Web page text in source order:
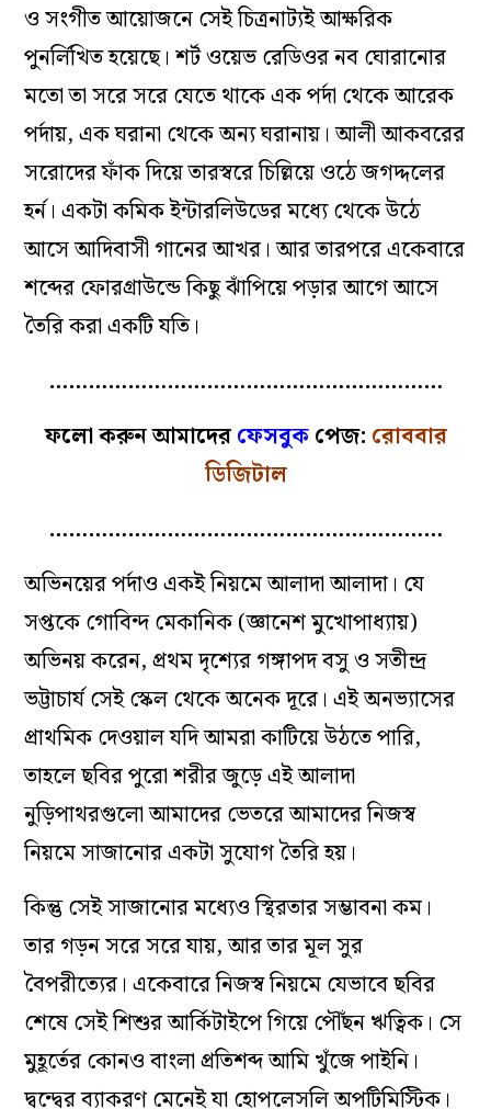
ও সংগীত আয়োজনে সেই চিত্রনাট্যই আক্ষরিক
পুনর্লিখিত হয়েছে। শর্ট ওয়েভ রেডিওর নব ঘোরানোর
মতো তা সরে সরে যেতে থাকে এক পর্দা থেকে আরেক
পর্দায়, এক ঘরানা থেকে অন্য ঘরানায়। আলী আকবরের
সরোদের ফাঁক দিয়ে তারস্বরে চিল্লিয়ে ওঠে জগদ্দলের
হর্ন। একটা কমিক ইন্টারলিউডের মধ্যে থেকে উঠে
আসে আদিবাসী গানের আখর। আর তারপরে একেবারে
শব্দের ফোরগ্রাউন্ডে কিছু ঝাঁপিয়ে পড়ার আগে আসে
তৈরি করা একটি যতি।
……………………………………………………
ফলো করুন আমাদেরফেসবুকপেজ: রোববার
ডিজিটাল
……………………………………………………
অভিনয়ের পর্দাও একই নিয়মে আলাদা আলাদা। যে
সপ্তকে গোবিন্দ মেকানিক (জ্ঞানেশ মুখোপাধ্যায়)
অভিনয় করেন, প্রথম দৃশ্যের গঙ্গাপদ বসু ও সতীন্দ্র
ভট্টাচার্য সেই স্কেল থেকে অনেক দূরে। এই অনভ্যাসের
প্রাথমিক দেওয়াল যদি আমরা কাটিয়ে উঠতে পারি,
তাহলে ছবির পুরো শরীর জুড়ে এই আলাদা
নুড়িপাথরগুলো আমাদের ভেতরে আমাদের নিজস্ব
নিয়মে সাজানোর একটা সুযোগ তৈরি হয়।
কিন্তু সেই সাজানোর মধ্যেও স্থিরতার সম্ভাবনা কম।
তার গড়ন সরে সরে যায়, আর তার মূল সুর
বৈপরীত্যের। একেবারে নিজস্ব নিয়মে যেভাবে ছবির
শেষে সেই শিশুর আর্কিটাইপে গিয়ে পৌঁছন ঋত্বিক। সে
মুহূর্তের কোনও বাংলা প্রতিশব্দ আমি খুঁজে পাইনি।
দ্বন্দ্বের ব্যাকরণ মেনেই যা হোপলেসলি অপটিমিস্টিক।